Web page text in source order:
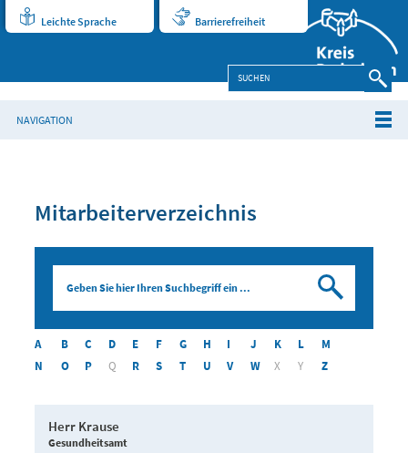
Leichte Sprache Barrierefreiheit
NAVIGATION
Mitarbeiterverzeichnis
A B C D E F G H I J K L
M
N
O P Q R S T U V W X Y Z
Herr Krause
Gesundheitsamt